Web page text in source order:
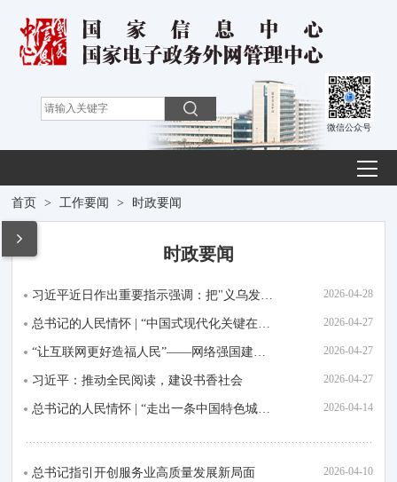
微信公众号
首页 > 工作要闻 > 时政要闻
时政要闻
2026-04-28
2026-04-27
2026-04-27
习近平：推动全民阅读，建设书香社会 2026-04-27
2026-04-14
总书记指引开创服务业高质量发展新局面 2026-04-10